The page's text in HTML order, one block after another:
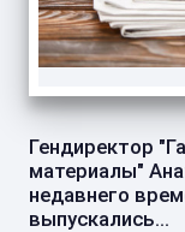
Гендиректор
материалы"
недавнего
выпускались...